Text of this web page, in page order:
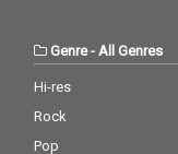
Genre- All Genres
Hi-res
Rock
Pop